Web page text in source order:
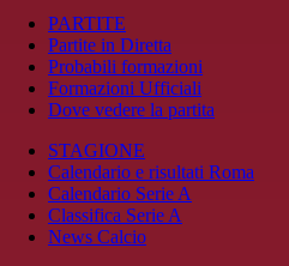
PARTITE
Partite in Diretta
Probabili formazioni
Formazioni Ufficiali
Dove vedere la partita
STAGIONE
Calendario e risultati Roma
Calendario Serie A
Classifica Serie A
News Calcio